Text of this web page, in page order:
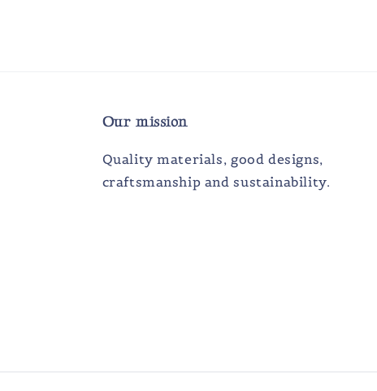
Our mission
Quality materials, good designs,
craftsmanship and sustainability.